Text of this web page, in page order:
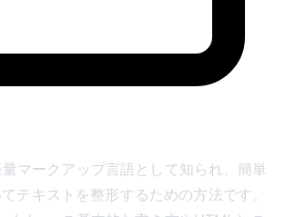
マークアップ言語として知られ、簡単
テキストを整形するための方法です。